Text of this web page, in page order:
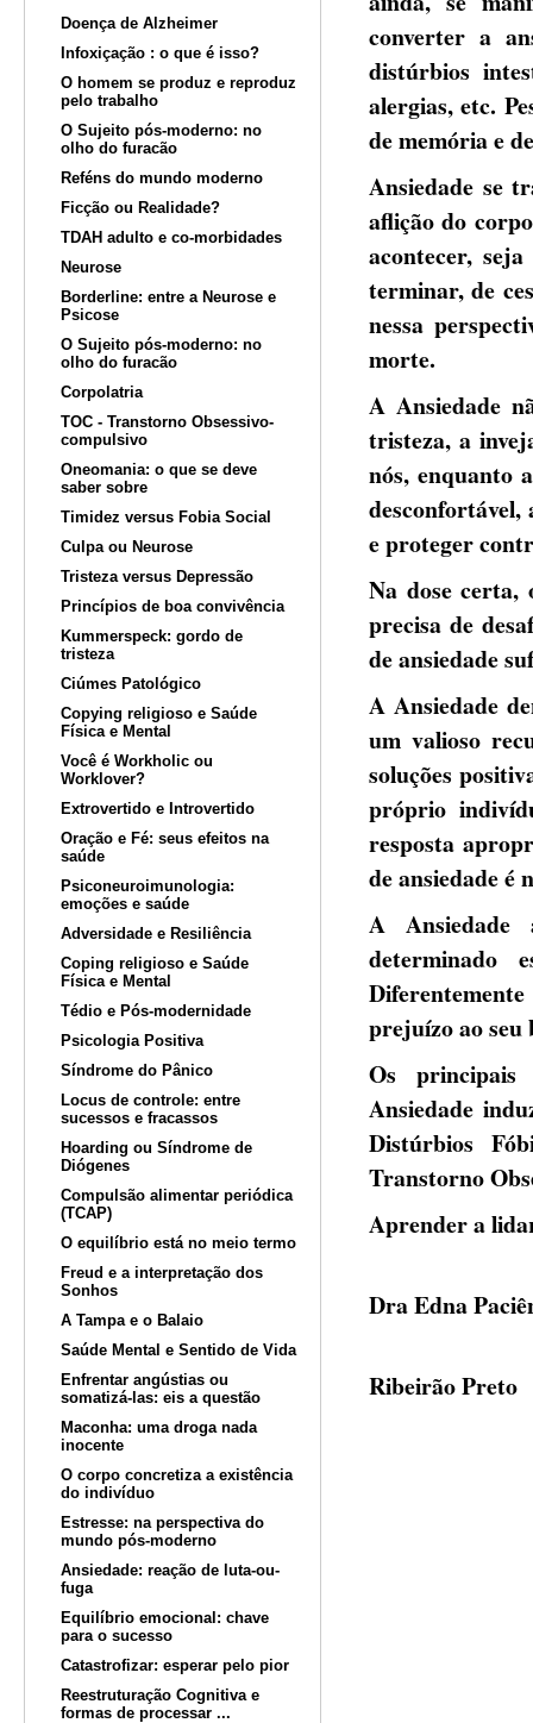
Doença de Alzheimer
Infoxiçação : o que é isso?
O homem se produz e reproduz
pelo trabalho
O Sujeito pós-moderno: no
olho do furacão
Reféns do mundo moderno
Ficção ou Realidade?
TDAH adulto e co-morbidades
Neurose
Borderline: entre a Neurose e
Psicose
O Sujeito pós-moderno: no
olho do furacão
Corpolatria
TOC - Transtorno Obsessivo-
compulsivo
Oneomania: o que se deve
saber sobre
Timidez versus Fobia Social
Culpa ou Neurose
Tristeza versus Depressão
Princípios de boa convivência
Kummerspeck: gordo de
tristeza
Ciúmes Patológico
Copying religioso e Saúde
Física e Mental
Você é Workholic ou
Worklover?
Extrovertido e Introvertido
Oração e Fé: seus efeitos na
saúde
Psiconeuroimunologia:
emoções e saúde
Adversidade e Resiliência
Coping religioso e Saúde
Física e Mental
Tédio e Pós-modernidade
Psicologia Positiva
Síndrome do Pânico
Locus de controle: entre
sucessos e fracassos
Hoarding ou Síndrome de
Diógenes
Compulsão alimentar periódica
(TCAP)
O equilíbrio está no meio termo
Freud e a interpretação dos
Sonhos
A Tampa e o Balaio
Saúde Mental e Sentido de Vida
Enfrentar angústias ou
somatizá-las: eis a questão
Maconha: uma droga nada
inocente
O corpo concretiza a existência
do indivíduo
Estresse: na perspectiva do
mundo pós-moderno
Ansiedade: reação de luta-ou-
fuga
Equilíbrio emocional: chave
para o sucesso
Catastrofizar: esperar pelo pior
Reestruturação Cognitiva e
formas de processar ...
converter a
distúrbios
alergias, etc.
de memória e
Ansiedade se
aflição do
acontecer,
terminar, de
nessa
morte.
A Ansiedade
tristeza, a
nós, enquanto
e proteger
Na dose certa,
precisa de
de ansiedade
A Ansiedade
um valioso
soluções
próprio
resposta
de ansiedade é
A Ansiedade
determinado
prejuízo ao seu
Os principais
Ansiedade
Distúrbios
Transtorno
Aprender a
Dra Edna
Ribeirão Preto